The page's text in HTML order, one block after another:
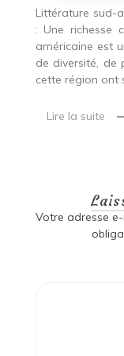
Votre adresse